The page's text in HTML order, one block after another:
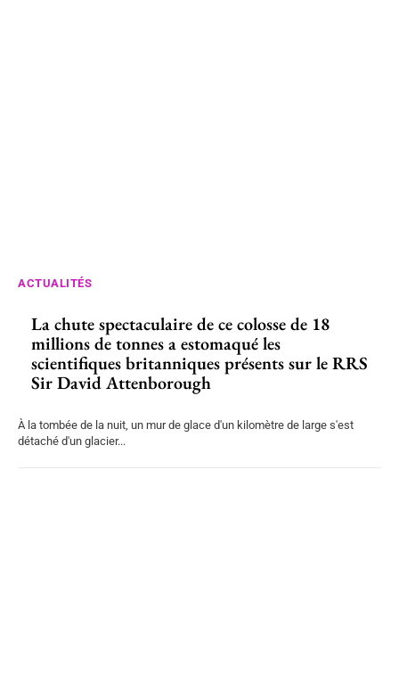
ACTUALITÉS
La chute spectaculaire de ce colosse de 18
millions de tonnes a estomaqué les
scientifiques britanniques présents sur le RRS
Sir David Attenborough
À la tombée de la nuit, un mur de glace d'un kilomètre de large s'est
détaché d'un glacier...